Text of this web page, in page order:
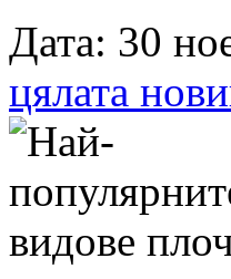
Дата: 30
цялата